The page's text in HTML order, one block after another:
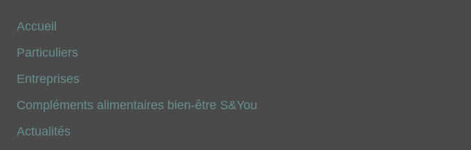
Accueil
Particuliers
Entreprises
Compléments alimentaires bien-être S&You
Actualités